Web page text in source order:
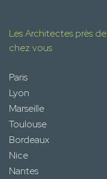
Les Architectes près de
chez vous
Paris
Lyon
Marseille
Toulouse
Bordeaux
Nice
Nantes